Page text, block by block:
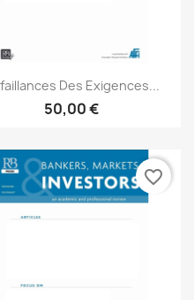
Aperçu rapide
Des Exigences...
50,00 €
favorite_border